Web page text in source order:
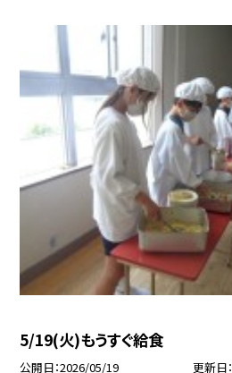
5/19(火)もうすぐ給食
公開日 2026/05/19 更新日